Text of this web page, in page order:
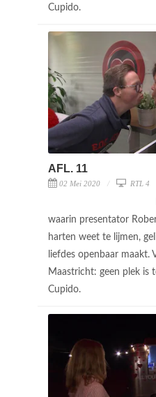
Cupido.
AFL. 11
02 Mei 2020 RTL 4
waarin presentator
harten weet te lijmen,
liefdes openbaar maakt.
Maastricht: geen plek is
Cupido.